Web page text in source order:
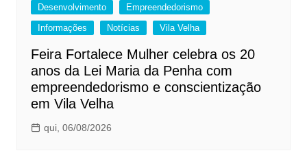
Desenvolvimento
Empreendedorismo
Informações
Notícias Vila Velha
Feira Fortalece Mulher celebra os 20
anos da Lei Maria da Penha com
empreendedorismo e conscientização
em Vila Velha
qui, 06/08/2026